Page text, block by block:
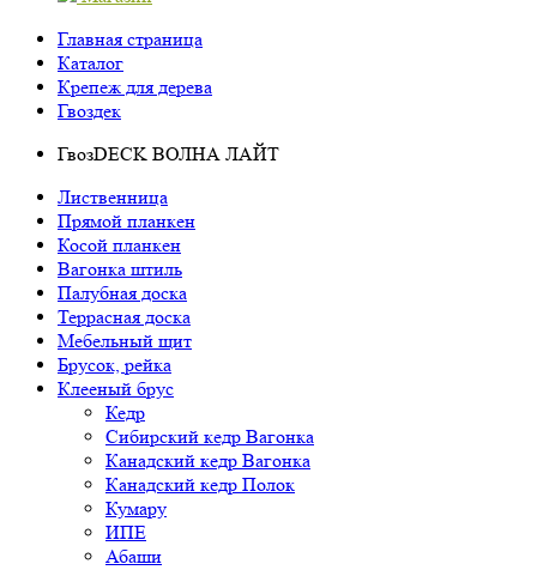
Главная страница
Каталог
Крепеж для дерева
Гвоздек
ГвозDECK ВОЛНА ЛАЙТ
Лиственница
Прямой планкен
Косой планкен
Вагонка штиль
Палубная доска
Террасная доска
Мебельный щит
Брусок, рейка
Клееный брус
Кедр
Сибирский кедр Вагонка
Канадский кедр Вагонка
Канадский кедр Полок
Кумару
ИПЕ
Абаши